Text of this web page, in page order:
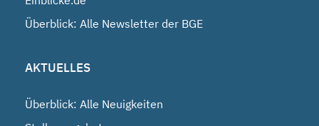
Überblick: Alle Newsletter der BGE
AKTUELLES
Überblick: Alle Neuigkeiten